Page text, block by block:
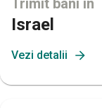
Israel
Vezi detalii